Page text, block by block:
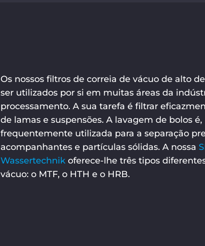
Os nossos filtros de correia de vácuo de alto
ser utilizados por si em muitas áreas da
processamento. A sua tarefa é filtrar
de lamas e suspensões. A lavagem de bolos
frequentemente utilizada para a separação
acompanhantes e partículas sólidas. A nossa
Wassertechnik oferece-lhe três tipos
vácuo: o MTF, o HTH e o HRB.